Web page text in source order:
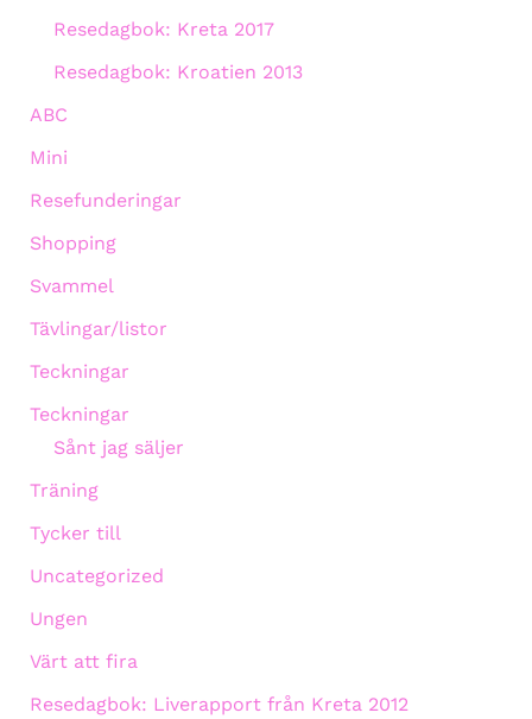
Resedagbok: Kreta 2017
Resedagbok: Kroatien 2013
ABC
Mini
Resefunderingar
Shopping
Svammel
Tävlingar/listor
Teckningar
Teckningar
Sånt jag säljer
Träning
Tycker till
Uncategorized
Ungen
Värt att fira
Resedagbok: Liverapport från Kreta 2012